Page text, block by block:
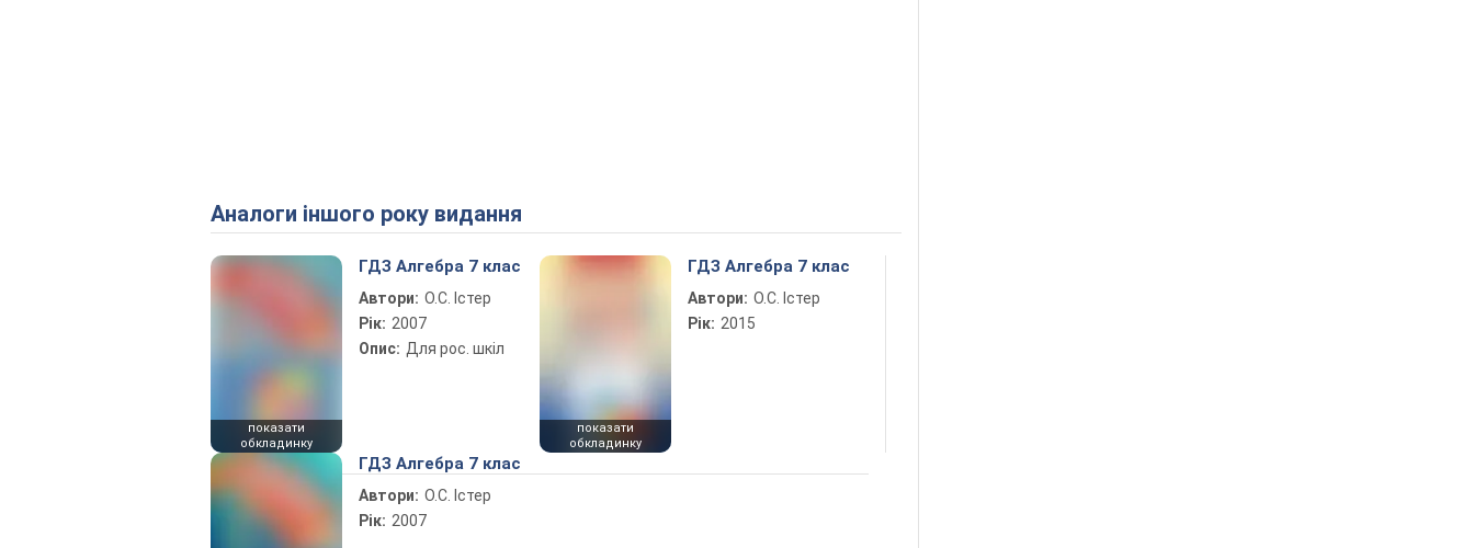
Аналоги іншого року видання
показати
обкладинку
ГДЗ Алгебра 7 клас
Автори: О.С. Істер
Рік: 2007
Опис: Для рос. шкіл
показати
обкладинку
ГДЗ Алгебра 7 клас
Автори: О.С. Істер
Рік: 2015
ГДЗ Алгебра 7 клас
Автори: О.С. Істер
Рік: 2007